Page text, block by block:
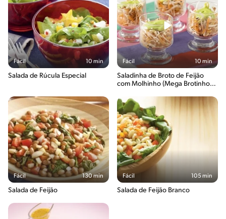
Fácil 10 min
Salada de Rúcula Especial
Fácil 10 min
Saladinha de Broto de Feijão
com Molhinho (Mega Brotinho
Fácil 130 min
Salada de Feijão
Fácil 105 min
Salada de Feijão Branco